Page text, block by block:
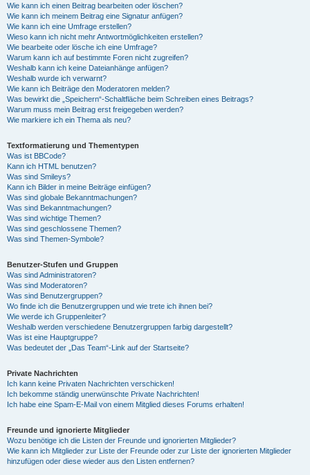
Wie kann ich einen Beitrag bearbeiten oder löschen?
Wie kann ich meinem Beitrag eine Signatur anfügen?
Wie kann ich eine Umfrage erstellen?
Wieso kann ich nicht mehr Antwortmöglichkeiten erstellen?
Wie bearbeite oder lösche ich eine Umfrage?
Warum kann ich auf bestimmte Foren nicht zugreifen?
Weshalb kann ich keine Dateianhänge anfügen?
Weshalb wurde ich verwarnt?
Wie kann ich Beiträge den Moderatoren melden?
Was bewirkt die „Speichern“-Schaltfläche beim Schreiben eines Beitrags?
Warum muss mein Beitrag erst freigegeben werden?
Wie markiere ich ein Thema als neu?
Textformatierung und Thementypen
Was ist BBCode?
Kann ich HTML benutzen?
Was sind Smileys?
Kann ich Bilder in meine Beiträge einfügen?
Was sind globale Bekanntmachungen?
Was sind Bekanntmachungen?
Was sind wichtige Themen?
Was sind geschlossene Themen?
Was sind Themen-Symbole?
Benutzer-Stufen und Gruppen
Was sind Administratoren?
Was sind Moderatoren?
Was sind Benutzergruppen?
Wo finde ich die Benutzergruppen und wie trete ich ihnen bei?
Wie werde ich Gruppenleiter?
Weshalb werden verschiedene Benutzergruppen farbig dargestellt?
Was ist eine Hauptgruppe?
Was bedeutet der „Das Team“-Link auf der Startseite?
Private Nachrichten
Ich kann keine Privaten Nachrichten verschicken!
Ich bekomme ständig unerwünschte Private Nachrichten!
Ich habe eine Spam-E-Mail von einem Mitglied dieses Forums erhalten!
Freunde und ignorierte Mitglieder
Wozu benötige ich die Listen der Freunde und ignorierten Mitglieder?
Wie kann ich Mitglieder zur Liste der Freunde oder zur Liste der ignorierten Mitglieder
hinzufügen oder diese wieder aus den Listen entfernen?